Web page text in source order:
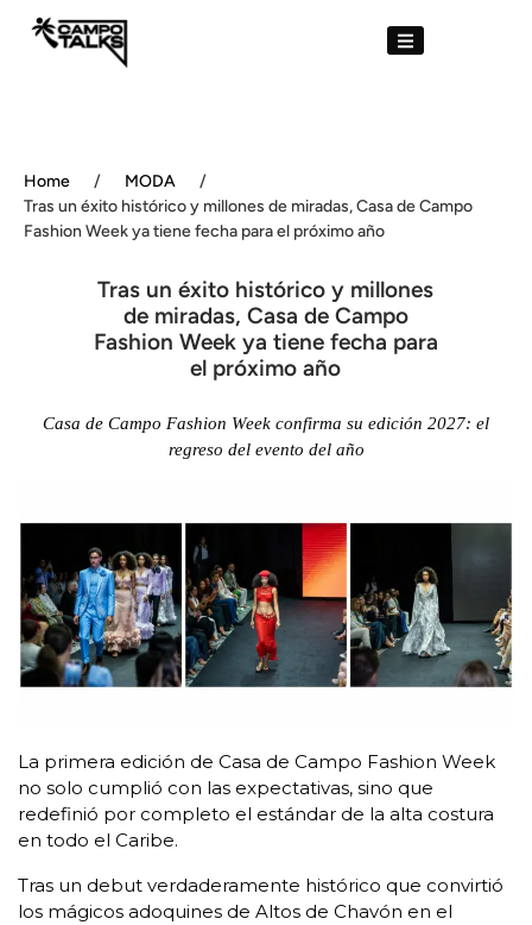
Home / MODA
/
Tras un éxito histórico y millones de miradas, Casa de Campo
Fashion Week ya tiene fecha para el próximo año
Tras un éxito histórico y millones
de miradas, Casa de Campo
Fashion Week ya tiene fecha para
el próximo año
Casa de Campo Fashion Week confirma su edición 2027: el
regreso del evento del año
La primera edición de Casa de Campo Fashion Week
no solo cumplió con las expectativas, sino que
redefinió por completo el estándar de la alta costura
en todo el Caribe.
Tras un debut verdaderamente histórico que convirtió
los mágicos adoquines de Altos de Chavón en el